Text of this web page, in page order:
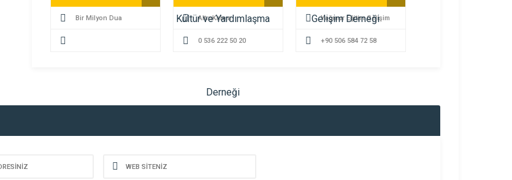
Bir Milyon Dua AltınKalem
0 536 222 50 20
Yağmur Eğitim Gelişim
Derneği+90 506 584 72 58